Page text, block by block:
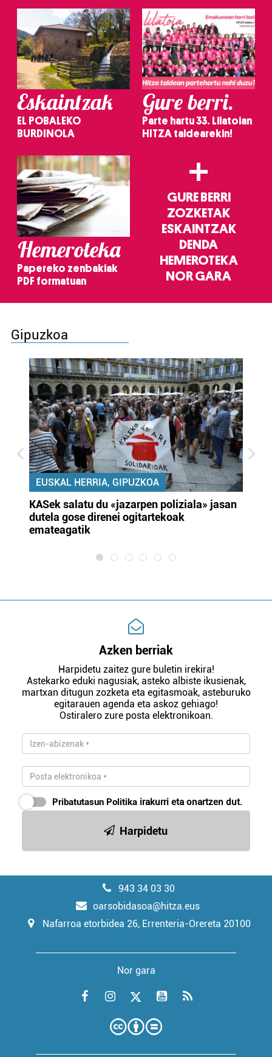
Eskaintzak
EL POBALEKO
BURDINOLA
Gure berri.
Parte hartu 33. Lilatoian
HITZA taldearekin!
Hemeroteka
Papereko zenbakiak
PDF formatuan
+
GURE BERRI
ZOZKETAK
ESKAINTZAK
DENDA
HEMEROTEKA
NOR GARA
Gipuzkoa
EUSKAL HERRIA, GIPUZKOA
KASek salatu du «jazarpen poliziala» jasan
dutela gose direnei ogitartekoak
emateagatik
Azken berriak
Harpidetu zaitez gure buletin irekira!
Astekarko eduki nagusiak, asteko albiste ikusienak,
martxan ditugun zozketa eta egitasmoak, asteburuko
egitarauen agenda eta askoz gehiago!
Ostiralero zure posta elektronikoan.
Pribatutasun Politika irakurri eta onartzen dut.
Harpidetu
943 34 03 30
oarsobidasoa@hitza.eus
Nafarroa etorbidea 26, Errenteria-Orereta 20100
Nor gara